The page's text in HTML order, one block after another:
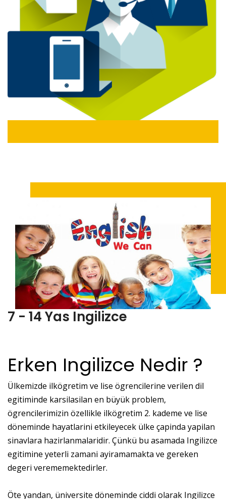
7 - 14 Yas Ingilizce
Erken Ingilizce Nedir ?
Ülkemizde ilkögretim ve lise ögrencilerine verilen dil
egitiminde karsilasilan en büyük problem,
ögrencilerimizin özellikle ilkögretim 2. kademe ve lise
döneminde hayatlarini etkileyecek ülke çapinda yapilan
sinavlara hazirlanmalaridir. Çünkü bu asamada Ingilizce
egitimine yeterli zamani ayiramamakta ve gereken
degeri verememektedirler.
Öte yandan, üniversite döneminde ciddi olarak Ingilizce